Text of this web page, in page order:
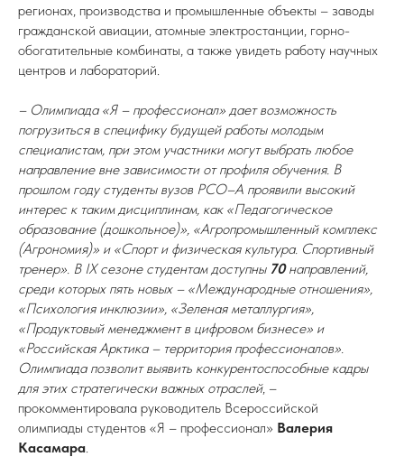
регионах, производства и промышленные объекты – заводы
гражданской авиации, атомные электростанции, горно-
обогатительные комбинаты, а также увидеть работу научных
центров и лабораторий.
– Олимпиада «Я – профессионал» дает возможность
погрузиться в специфику будущей работы молодым
специалистам, при этом участники могут выбрать любое
направление вне зависимости от профиля обучения. В
прошлом году студенты вузов РСО–А проявили высокий
интерес к таким дисциплинам, как «Педагогическое
образование (дошкольное)», «Агропромышленный комплекс
(Агрономия)» и «Спорт и физическая культура. Спортивный
тренер». В IX сезоне студентам доступны 70направлений,
среди которых пять новых – «Международные отношения»,
«Психология инклюзии», «Зеленая металлургия»,
«Продуктовый менеджмент в цифровом бизнесе» и
«Российская Арктика – территория профессионалов».
Олимпиада позволит выявить конкурентоспособные кадры
для этих стратегически важных отраслей, –
прокомментировала руководитель Всероссийской
олимпиады студентов «Я – профессионал» Валерия
Касамара.